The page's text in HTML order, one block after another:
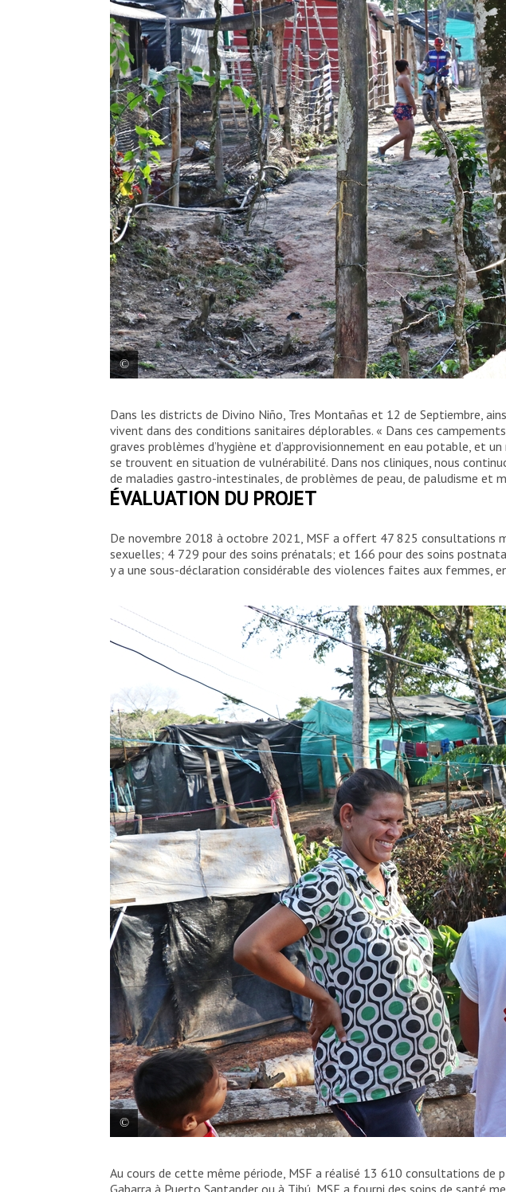
Quartier de Tibú, où la majorité des gens viennent du Venezuela.
Dans les districts de Divino Niño, Tres Montañas et 12 de Septiembre,
vivent dans des conditions sanitaires déplorables. « Dans ces
graves problèmes d’hygiène et d’approvisionnement en eau potable, et
se trouvent en situation de vulnérabilité. Dans nos cliniques, nous
de maladies gastro-intestinales, de problèmes de peau, de paludisme et
ÉVALUATION DU PROJET
De novembre 2018 à octobre 2021, MSF a offert 47 825 consultations
sexuelles; 4 729 pour des soins prénatals; et 166 pour des soins
y a une sous-déclaration considérable des violences faites aux femmes,
Un membre du personnel de MSF s’entretient avec une femme
Au cours de cette même période, MSF a réalisé 13 610 consultations
Gabarra à Puerto Santander ou à Tibú, MSF a fourni des soins de